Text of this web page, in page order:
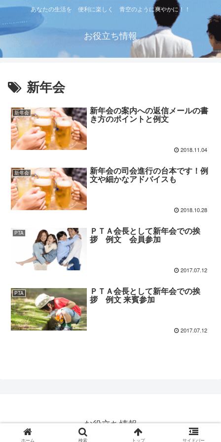
あなたの生活を 便利に楽しく 青空のように爽やかに！！
お役立ち情報
新年会
新年会 新年会の案内への返信メールの書
き方のポイントと例文
2018.11.04
新年会 新年会の司会進行の台本です！例
文や細かなアドバイスも
2018.10.28
PTA ＰＴＡ会長として新年会での挨
拶 例文 会員参加
2017.07.12
PTA ＰＴＡ会長として新年会での挨
拶 例文 来賓参加
2017.07.12
お役立ち情報
© 2015 お役立ち情報.
ホーム 検索 トップ サイドバー